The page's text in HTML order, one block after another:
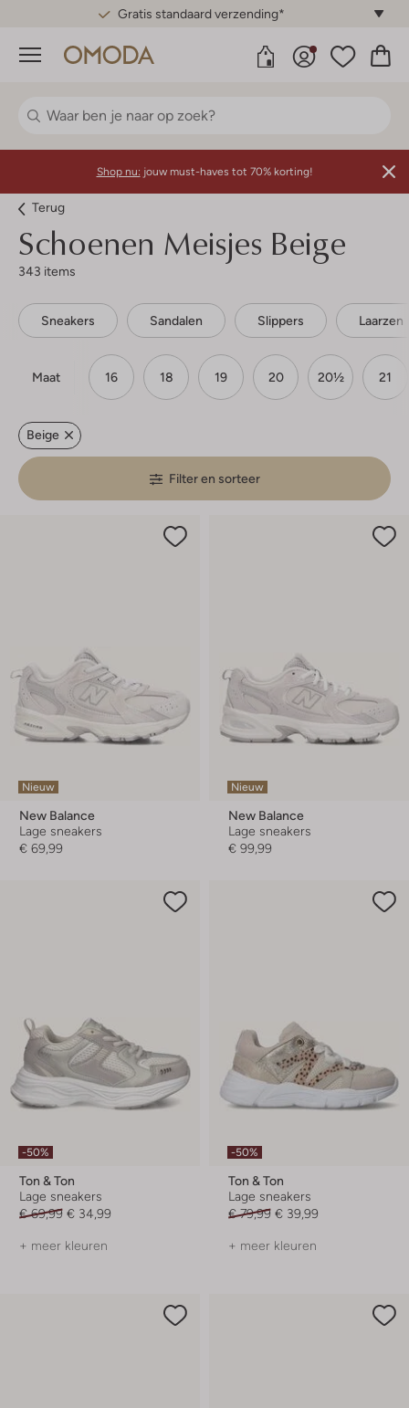
Gratis standaard verzending*
Menu
Shop nu: jouw must-haves tot 70% korting!
Terug
Schoenen Meisjes Beige
343 items
Sneakers Sandalen Slippers Laarzen
Maat 16 18 19 20 20½ 21
Beige
Filter en sorteer
Nieuw
New Balance
Lage sneakers
€ 69,99
Nieuw
New Balance
Lage sneakers
€ 99,99
-50%
Ton & Ton
Lage sneakers
€ 69,99 € 34,99
+ meer kleuren
-50%
Ton & Ton
Lage sneakers
€ 79,99 € 39,99
+ meer kleuren